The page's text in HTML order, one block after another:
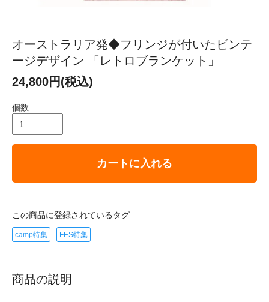
オーストラリア発◆フリンジが付いたビンテ
ージデザイン 「レトロブランケット」
24,800円(税込)
個数
カートに入れる
この商品に登録されているタグ
camp特集 FES特集
商品の説明